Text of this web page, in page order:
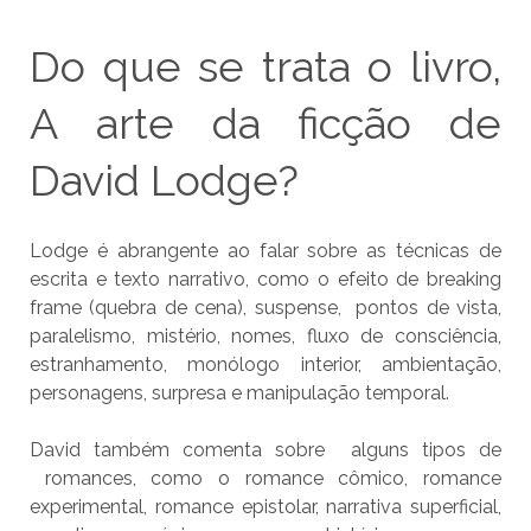
Do que se trata o livro,
A arte da ficção de
David Lodge?
Lodge é abrangente ao falar sobre as técnicas de
escrita e texto narrativo, como o efeito de breaking
frame (quebra de cena), suspense, pontos de vista,
paralelismo, mistério, nomes, fluxo de consciência,
estranhamento, monólogo interior, ambientação,
personagens, surpresa e manipulação temporal.
David também comenta sobre alguns tipos de
romances, como o romance cômico, romance
experimental, romance epistolar, narrativa superficial,